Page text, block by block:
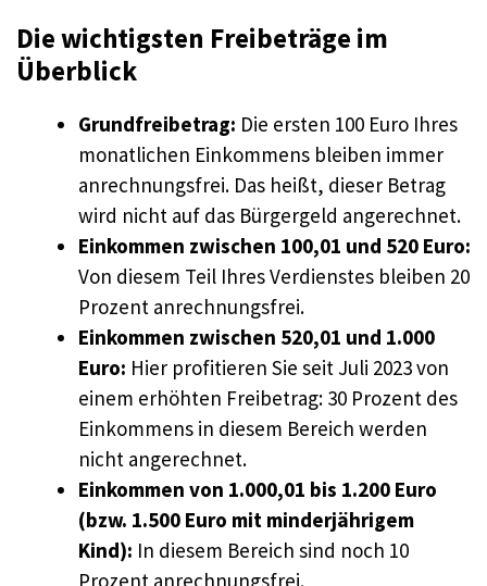
Die wichtigsten Freibeträge im
Überblick
Grundfreibetrag: Die ersten 100 Euro Ihres
monatlichen Einkommens bleiben immer
anrechnungsfrei. Das heißt, dieser Betrag
wird nicht auf das Bürgergeld angerechnet.
Einkommen zwischen 100,01 und 520 Euro:
Von diesem Teil Ihres Verdienstes bleiben 20
Prozent anrechnungsfrei.
Einkommen zwischen 520,01 und 1.000
Euro: Hier profitieren Sie seit Juli 2023 von
einem erhöhten Freibetrag: 30 Prozent des
Einkommens in diesem Bereich werden
nicht angerechnet.
Einkommen von 1.000,01 bis 1.200 Euro
(bzw. 1.500 Euro mit minderjährigem
Kind): In diesem Bereich sind noch 10
Prozent anrechnungsfrei.